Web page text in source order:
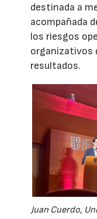
destinada a
acompañada
los riesgos
organizativos
resultados.
Juan Cuerdo,